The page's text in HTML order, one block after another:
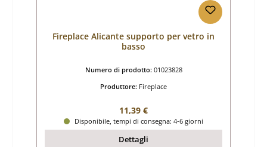
Fireplace Alicante supporto per vetro in
basso
Numero di prodotto: 01023828
Produttore: Fireplace
Prezzo normale:
11,39 €
Disponibile, tempi di consegna: 4-6 giorni
Dettagli